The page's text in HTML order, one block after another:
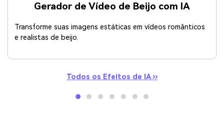
Gerador de Vídeo de Beijo com IA
Transforme suas imagens estáticas em vídeos românticos
e realistas de beijo.
Todos os Efeitos de IA ››